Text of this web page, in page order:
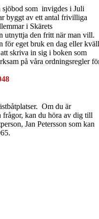
sjöbod som invigdes i Juli
byggt av ett antal frivilliga
i Skärets
utnyttja den fritt när man vill.
för eget bruk en dag eller kväll
skriva in sig i boken som
på våra ordningsregler
Om du är
frågor, kan du höra av dig till
Jan Petersson som kan